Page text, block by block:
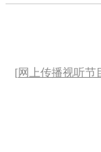
[网上传播视听节